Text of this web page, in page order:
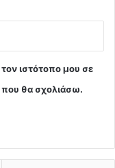
ιστότοπο μου σε
που θα σχολιάσω.